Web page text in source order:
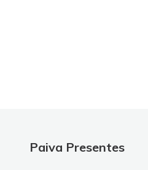
Paiva Presentes